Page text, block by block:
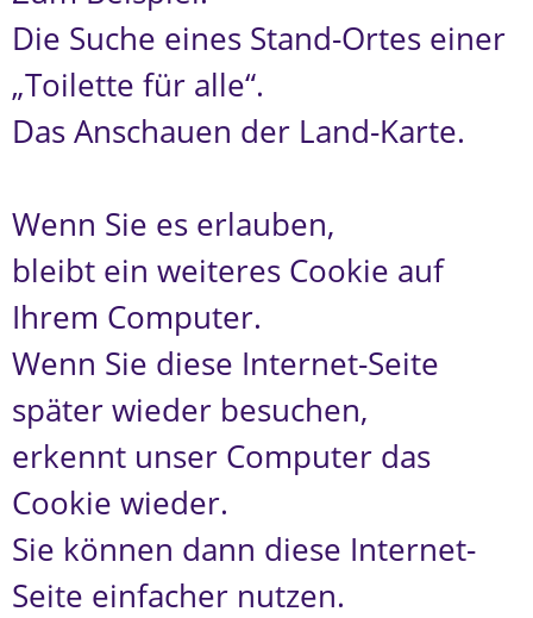
Die Suche eines Stand-Ortes einer
„Toilette für alle“.
Das Anschauen der Land-Karte.
Wenn Sie es erlauben,
bleibt ein weiteres Cookie auf
Ihrem Computer.
Wenn Sie diese Internet-Seite
später wieder besuchen,
erkennt unser Computer das
Cookie wieder.
Sie können dann diese Internet-
Seite einfacher nutzen.